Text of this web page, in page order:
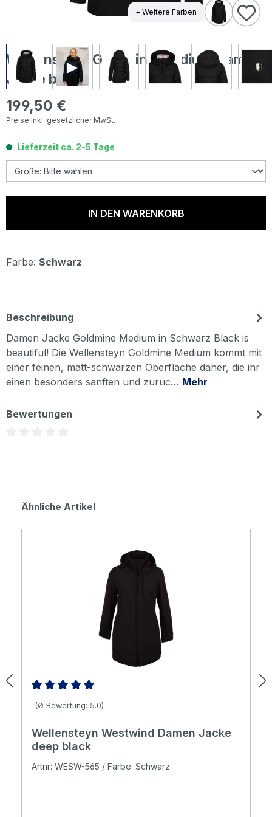
+ Weitere Farben
Wellensteyn Goldmine Medium Damen
Jacke black
Regulärer Preis:
199,50 €
Preise inkl. gesetzlicher MwSt.
Lieferzeit ca. 2-5 Tage
IN DEN WARENKORB
Farbe: Schwarz
Beschreibung
Damen Jacke Goldmine Medium in Schwarz Black is
beautiful! Die Wellensteyn Goldmine Medium kommt mit
einer feinen, matt-schwarzen Oberfläche daher, die ihr
einen besonders sanften und zurüc… Mehr
Bewertungen
Produktgalerie überspringen
Ähnliche Artikel
Durchschnittliche Bewertung von 5 von 5 Sternen
(Ø Bewertung: 5.0)
Wellensteyn Westwind Damen Jacke
deep black
Artnr: WESW-565 / Farbe: Schwarz